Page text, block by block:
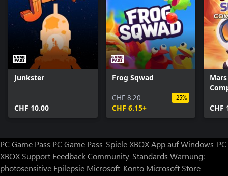
Junkster
CHF 10.00
Frog Sqwad
CHF 8.20
CHF 6.15+
-25%
CHF
PC Game Pass PC Game Pass-SpieleXBOX App auf Windows-PC
XBOX Support FeedbackCommunity-Standards Warnung:
photosensitive Epilepsie Microsoft-Konto Microsoft Store-